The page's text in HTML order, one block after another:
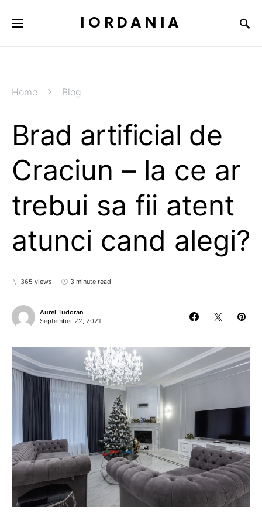
IORDANIA
Home Blog
Brad artificial de
Craciun – la ce ar
trebui sa fii atent
atunci cand alegi?
365 views 3 minute read
Aurel Tudoran
September 22, 2021